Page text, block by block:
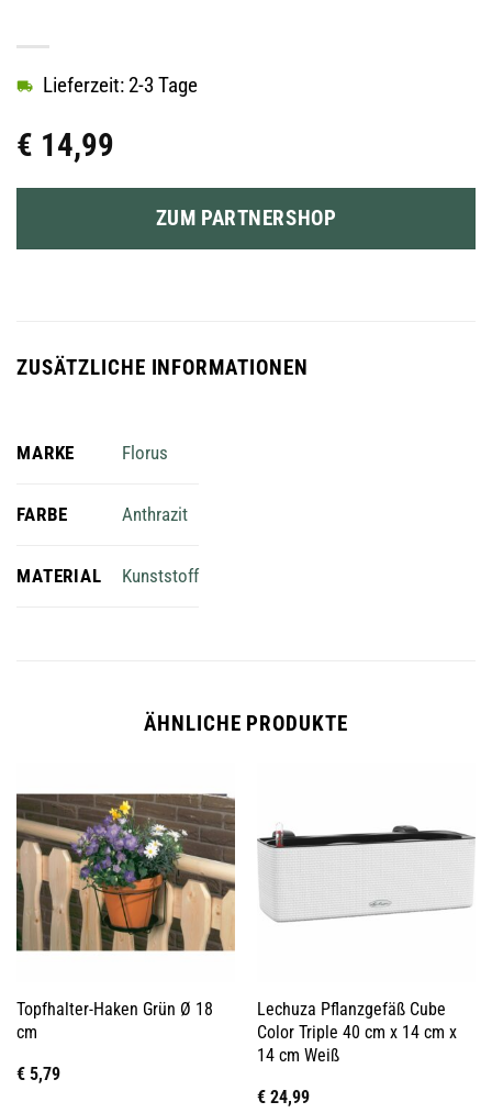
€ 14,99
Lieferzeit: 2-3 Tage
ZUM PARTNERSHOP
ZUSÄTZLICHE INFORMATIONEN
MARKE Florus
FARBE Anthrazit
MATERIAL Kunststoff
ÄHNLICHE PRODUKTE
Topfhalter-Haken Grün Ø 18
cm
€5,79
Lechuza Pflanzgefäß Cube
Color Triple 40 cm x 14 cm x
14 cm Weiß
€24,99